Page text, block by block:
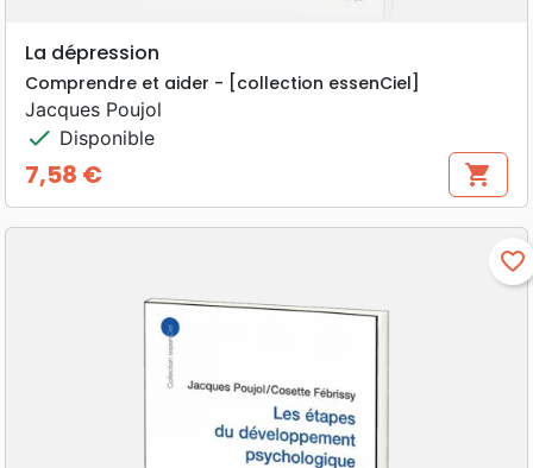
La dépression
Comprendre et aider - [collection essenCiel]
Jacques Poujol
check Disponible
Prix
7,58 € shopping_cart
favorite_border